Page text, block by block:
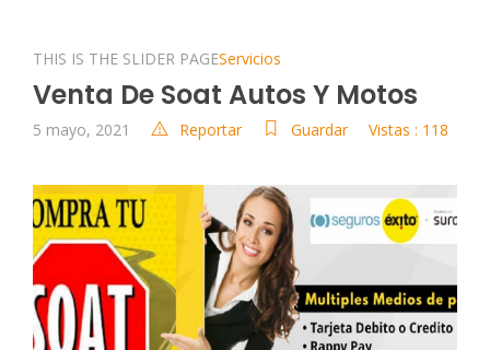
THIS IS THE SLIDER PAGEServicios
Venta De Soat Autos Y Motos
5 mayo, 2021 Reportar Guardar Vistas : 118